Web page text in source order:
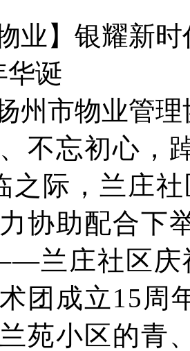
业】银耀新
华诞
州市物业管
不忘初心，
之际，兰庄
协助配合下
兰庄社区庆
团成立15周
苑小区的青